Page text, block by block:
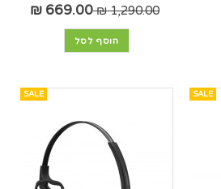
1,290.00 ₪
669.00 ₪
הוסף לסל
SALE
SALE